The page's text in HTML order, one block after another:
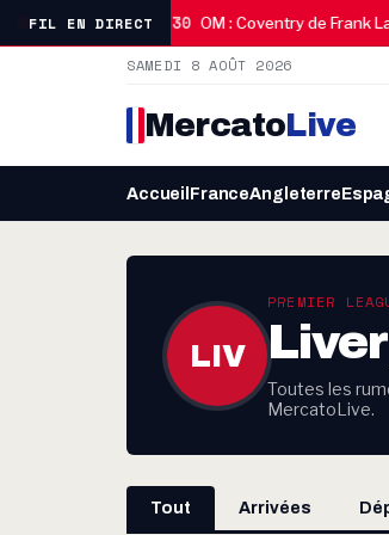
FIL EN DIRECT
poignant08:30 OM : Coventry de Frank
SAMEDI 8 AOÛT 2026
MercatoLive
Accueil FranceAngleterre
LIV
PREMIER
Toutes les
MercatoLive.
Tout Arrivées